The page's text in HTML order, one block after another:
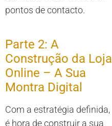
pontos de contacto.
Parte 2: A
Construção da Loja
Online – A Sua
Montra Digital
Com a estratégia definida,
é hora de construir a sua